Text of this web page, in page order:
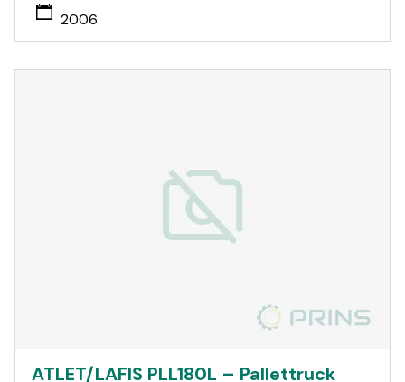
2006
ATLET/LAFIS PLL180L – Pallettruck